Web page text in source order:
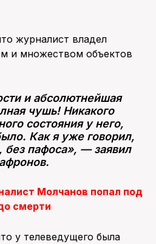
журналист владел
и множеством объектов
и абсолютнейшая
чушь! Никакого
состояния у него,
Как я уже говорил,
пафоса», — заявил
Молчанов попал под
смерти
у телеведущего была